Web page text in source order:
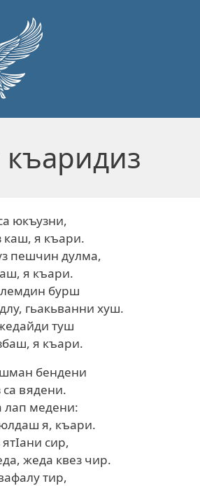
юкъузни,
каш, я къари.
пешчин дулма,
я къари.
бурш
гьакьванни хуш.
туш
я къари.
бендени
вядени.
лап медени:
я, къари.
сир,
жеда квез чир.
тир,